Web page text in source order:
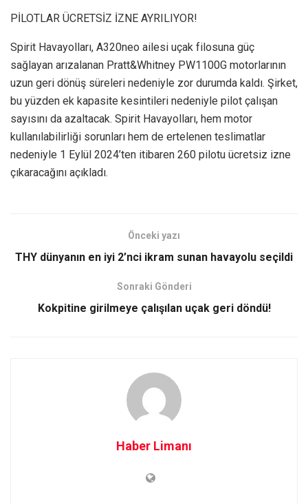
PİLOTLAR ÜCRETSİZ İZNE AYRILIYOR!
Spirit Havayolları, A320neo ailesi uçak filosuna güç
sağlayan arızalanan Pratt&Whitney PW1100G motorlarının
uzun geri dönüş süreleri nedeniyle zor durumda kaldı. Şirket,
bu yüzden ek kapasite kesintileri nedeniyle pilot çalışan
sayısını da azaltacak. Spirit Havayolları, hem motor
kullanılabilirliği sorunları hem de ertelenen teslimatlar
nedeniyle 1 Eylül 2024’ten itibaren 260 pilotu ücretsiz izne
çıkaracağını açıkladı.
Önceki yazı
THY dünyanın en iyi 2’nci ikram sunan havayolu seçildi
Sonraki Gönderi
Kokpitine girilmeye çalışılan uçak geri döndü!
Haber Limanı